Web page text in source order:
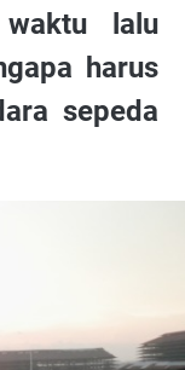
waktu lalu
harus
sepeda